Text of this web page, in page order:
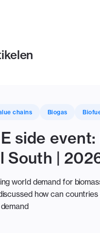
chains Biogas
side
South |
world demand for
how can